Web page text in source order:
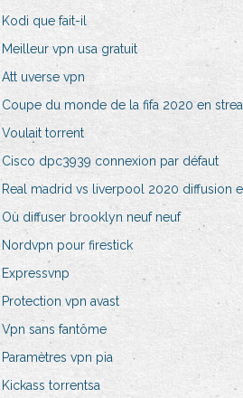
Kodi que fait-il
Meilleur vpn usa gratuit
Att uverse vpn
Coupe du monde de la fifa 2020 en
Voulait torrent
Cisco dpc3939 connexion par défaut
Real madrid vs liverpool 2020 diffusion
Où diffuser brooklyn neuf neuf
Nordvpn pour firestick
Expressvnp
Protection vpn avast
Vpn sans fantôme
Paramètres vpn pia
Kickass torrentsa